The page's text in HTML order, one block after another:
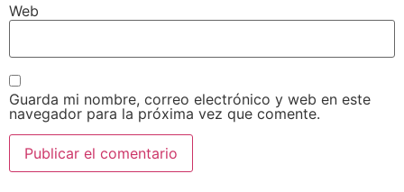
Web
Guarda mi nombre, correo electrónico y web en este
navegador para la próxima vez que comente.